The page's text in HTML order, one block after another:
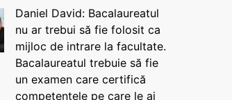
Daniel David: Bacalaureatul
nu ar trebui să fie folosit ca
mijloc de intrare la facultate.
Bacalaureatul trebuie să fie
un examen care certifică
competențele pe care le ai